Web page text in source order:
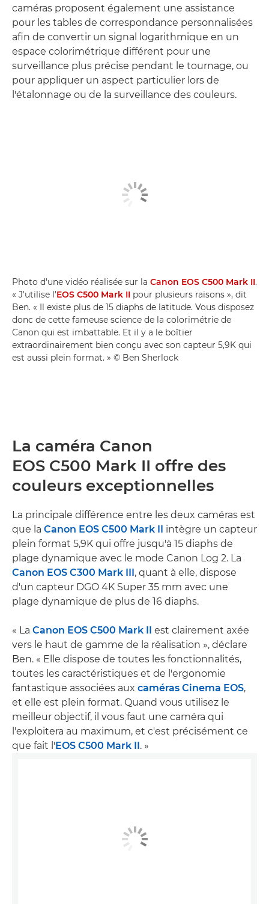
caméras proposent également une assistance
pour les tables de correspondance personnalisées
afin de convertir un signal logarithmique en un
espace colorimétrique différent pour une
surveillance plus précise pendant le tournage, ou
pour appliquer un aspect particulier lors de
l'étalonnage ou de la surveillance des couleurs.
Photo d'une vidéo réalisée sur la Canon EOS C500 Mark II.
« J'utilise l'EOS C500 Mark II pour plusieurs raisons », dit
Ben. « Il existe plus de 15 diaphs de latitude. Vous disposez
donc de cette fameuse science de la colorimétrie de
Canon qui est imbattable. Et il y a le boîtier
extraordinairement bien conçu avec son capteur 5,9K qui
est aussi plein format. » © Ben Sherlock
La caméra Canon
EOS C500 Mark II offre des
couleurs exceptionnelles
La principale différence entre les deux caméras est
que la Canon EOS C500 Mark II
intègre un capteur
plein format 5,9K qui offre jusqu'à 15 diaphs de
plage dynamique avec le mode Canon Log 2. La
Canon EOS C300 Mark III , quant à elle, dispose
d'un capteur DGO 4K Super 35 mm avec une
plage dynamique de plus de 16 diaphs.
« La Canon EOS C500 Mark II
est clairement axée
vers le haut de gamme de la réalisation », déclare
Ben. « Elle dispose de toutes les fonctionnalités,
toutes les caractéristiques et de l'ergonomie
fantastique associées aux caméras Cinema EOS,
et elle est plein format. Quand vous utilisez le
meilleur objectif, il vous faut une caméra qui
l'exploitera au maximum, et c'est précisément ce
que fait l' EOS C500 Mark II . »